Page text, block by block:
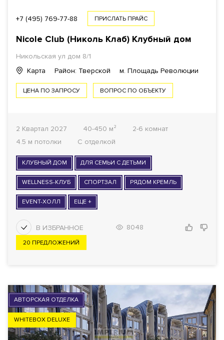
+7 (495) 769-77-88 ПРИСЛАТЬ ПРАЙС
Nicole Club (Николь Клаб) Клубный дом
Никольская ул дом 8/1
Карта
Район: Тверской м. Площадь Революции
ЦЕНА ПО ЗАПРОСУ ВОПРОС ПО ОБЪЕКТУ
2 Квартал 2027 40-450 м²
2-6 комнат
4.5 м потолки
С отделкой
КЛУБНЫЙ ДОМ ДЛЯ СЕМЬИ С ДЕТЬМИ
WELLNESS-КЛУБ СПОРТЗАЛ РЯДОМ КРЕМЛЬ
EVENT-ХОЛЛ ЕЩЕ +
8048
20 ПРЕДЛОЖЕНИЙ
АВТОРСКАЯ ОТДЕЛКА
WHITEBOX DELUXE